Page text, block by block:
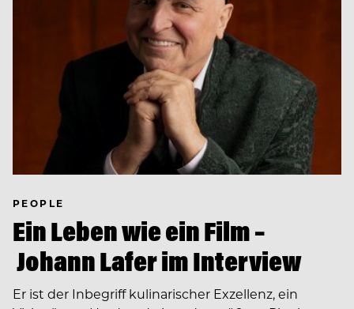
PEOPLE
Ein Leben wie ein Film –
Johann Lafer im Interview
Er ist der Inbegriff kulinarischer Exzellenz, ein